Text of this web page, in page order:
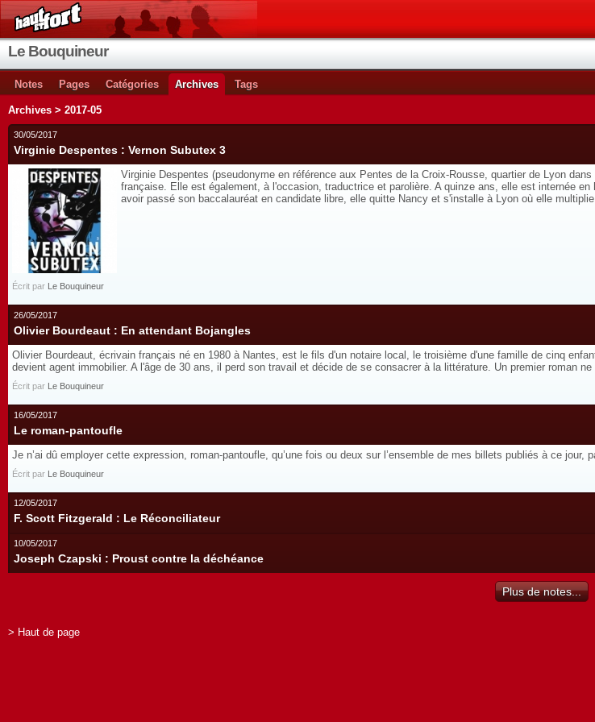
Le Bouquineur
Notes Pages Catégories Archives Tags
Archives > 2017-05
30/05/2017
Virginie Despentes : Vernon Subutex 3
Virginie Despentes (pseudonyme en référence aux Pentes de la Croix-Rousse, quartier de Lyon
française. Elle est également, à l'occasion, traductrice et parolière. A quinze ans, elle est internée
avoir passé son baccalauréat en candidate libre, elle quitte Nancy et s'installe à Lyon où elle
Écrit par Le Bouquineur
26/05/2017
Olivier Bourdeaut : En attendant Bojangles
Olivier Bourdeaut, écrivain français né en 1980 à Nantes, est le fils d'un notaire local, le troisième d'une famille de cinq
devient agent immobilier. A l'âge de 30 ans, il perd son travail et décide de se consacrer à la littérature. Un premier roman
Écrit par Le Bouquineur
16/05/2017
Le roman-pantoufle
Je n’ai dû employer cette expression, roman-pantoufle, qu’une fois ou deux sur l’ensemble de mes billets publiés à ce jour,
Écrit par Le Bouquineur
12/05/2017
F. Scott Fitzgerald : Le Réconciliateur
10/05/2017
Joseph Czapski : Proust contre la déchéance
Plus de notes...
> Haut de page